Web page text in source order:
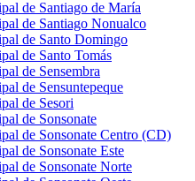
de Santiago de María
de Santiago Nonualco
de Santo Domingo
de Santo Tomás
de Sensembra
de Sensuntepeque
de Sesori
de Sonsonate
de Sonsonate Centro (CD)
de Sonsonate Este
de Sonsonate Norte